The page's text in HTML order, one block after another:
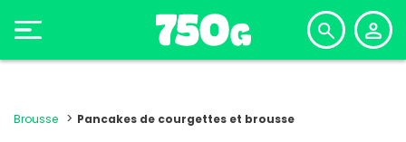
Brousse Pancakes de courgettes et brousse